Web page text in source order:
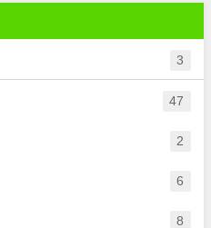
3
47
2
6
8